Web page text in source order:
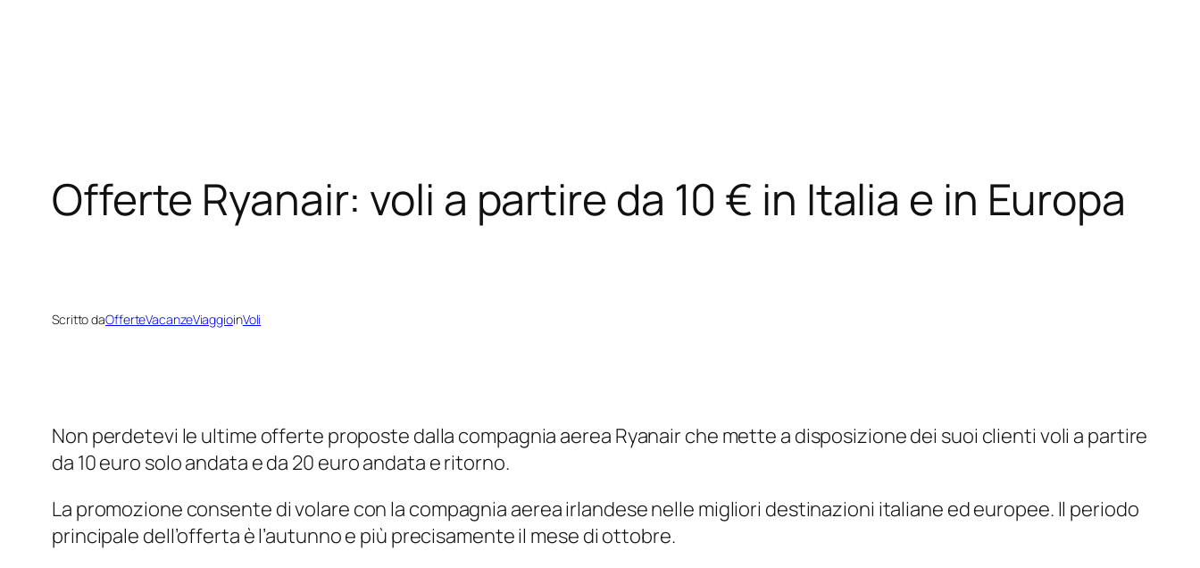
Offerte Ryanair: voli a partire da 10 € in Italia e in Europa
Scritto daOfferteVacanzeViaggioinVoli
Non perdetevi le ultime offerte proposte dalla compagnia aerea Ryanair che mette a disposizione dei suoi clienti voli a partire
da 10 euro solo andata e da 20 euro andata e ritorno.
La promozione consente di volare con la compagnia aerea irlandese nelle migliori destinazioni italiane ed europee. Il periodo
principale dell’offerta è l’autunno e più precisamente il mese di ottobre.